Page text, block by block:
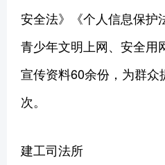
安全法》《个人信息保护
青少年文明上网、安全用
宣传资料60余份，为群众
次。
建工司法所